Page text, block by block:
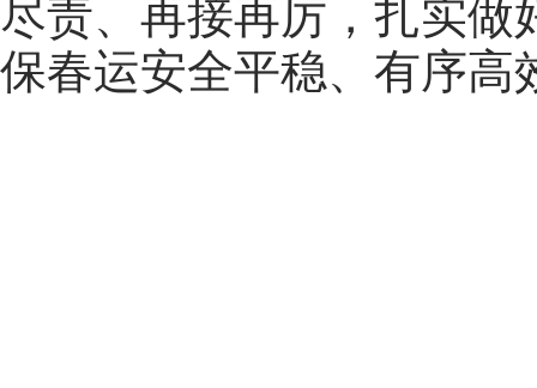
尽责、再接再厉，扎实做
保春运安全平稳、有序高